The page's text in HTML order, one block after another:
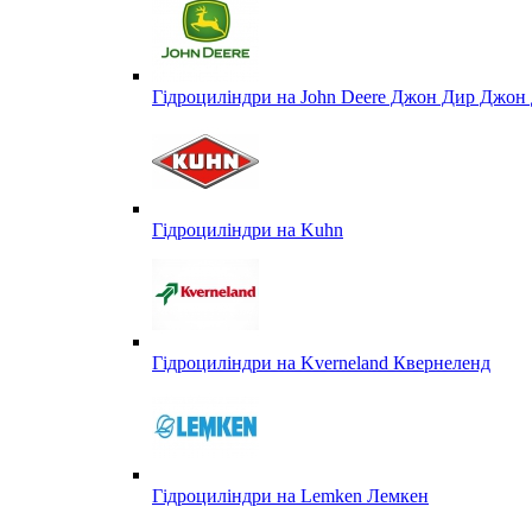
Гідроциліндри на John Deere Джон Дир Джон
Гідроциліндри на Kuhn
Гідроциліндри на Kverneland Квернеленд
Гідроциліндри на Lemken Лемкен